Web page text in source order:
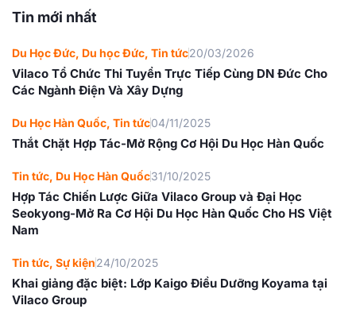
Tin mới nhất
Du Học Đức, Du học Đức, Tin tức20/03/2026
Vilaco Tổ Chức Thi Tuyển Trực Tiếp Cùng DN Đức Cho
Các Ngành Điện Và Xây Dựng
Du Học Hàn Quốc, Tin tức04/11/2025
Thắt Chặt Hợp Tác-Mở Rộng Cơ Hội Du Học Hàn Quốc
Tin tức, Du Học Hàn Quốc31/10/2025
Hợp Tác Chiến Lược Giữa Vilaco Group và Đại Học
Seokyong-Mở Ra Cơ Hội Du Học Hàn Quốc Cho HS Việt
Nam
Tin tức, Sự kiện24/10/2025
Khai giảng đặc biệt: Lớp Kaigo Điều Dưỡng Koyama tại
Vilaco Group